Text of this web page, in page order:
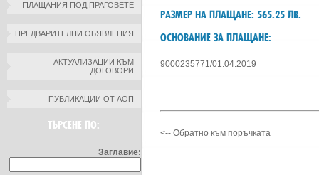
ПЛАЩАНИЯ ПОД ПРАГОВЕТЕ
ПРЕДВАРИТЕЛНИ ОБЯВЛЕНИЯ
АКТУАЛИЗАЦИИ КЪМ
ДОГОВОРИ
ПУБЛИКАЦИИ ОТ АОП
ТЪРСЕНЕ ПО:
Заглавие:
РАЗМЕР НА ПЛАЩАНЕ: 565.25 ЛВ.
ОСНОВАНИЕ ЗА ПЛАЩАНЕ:
9000235771/01.04.2019
<-- Обратно към поръчката